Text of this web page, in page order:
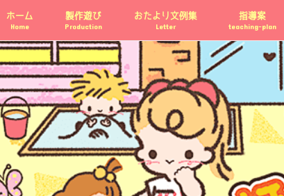
ホーム
Home
製作遊び
Production
おたより文例集
Letter
指導案
teaching-plan